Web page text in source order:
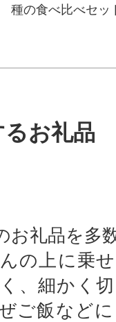
種の食べ比べセッ
お礼品
お礼品を多
の上に乗
、細かく
ご飯など